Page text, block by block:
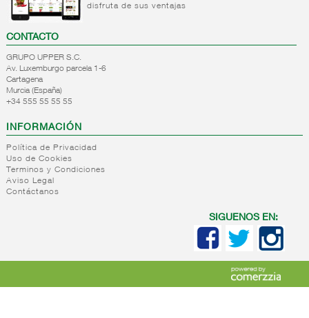
disfruta de sus ventajas
CONTACTO
GRUPO UPPER S.C.
Av. Luxemburgo parcela 1-6
Cartagena
Murcia (España)
+34 555 55 55 55
INFORMACIÓN
Política de Privacidad
Uso de Cookies
Terminos y Condiciones
Aviso Legal
Contáctanos
SIGUENOS EN: